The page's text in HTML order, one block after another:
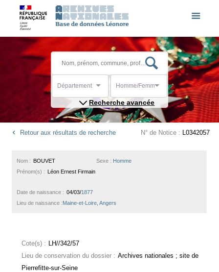
Département Homme/Femme
Recherche avancée
Retour aux résultats de recherche N° de Notice : L0342057
Sexe : Homme
Nom : BOUVET
Prénom(s) : Léon Ernest Firmain
Date de naissance : 04/03/1877
Lieu de naissance :Maine-et-Loire, Angers
Cote(s) : LH//342/57
Lieu de conservation du dossier : Archives nationales ; site de
Pierrefitte-sur-Seine